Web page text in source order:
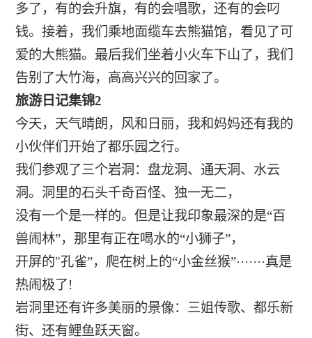
多了，有的会升旗，有的会唱歌，还有的会叼
钱。接着，我们乘地面缆车去熊猫馆，看见了可
爱的大熊猫。最后我们坐着小火车下山了，我们
告别了大竹海，高高兴兴的回家了。
旅游日记集锦2
今天，天气晴朗，风和日丽，我和妈妈还有我的
小伙伴们开始了都乐园之行。
我们参观了三个岩洞：盘龙洞、通天洞、水云
洞。洞里的石头千奇百怪、独一无二，
没有一个是一样的。但是让我印象最深的是“百
兽闹林”，那里有正在喝水的“小狮子”，
开屏的"孔雀”，爬在树上的“小金丝猴”·······真是
热闹极了!
岩洞里还有许多美丽的景像：三姐传歌、都乐新
街、还有鲤鱼跃天窗。